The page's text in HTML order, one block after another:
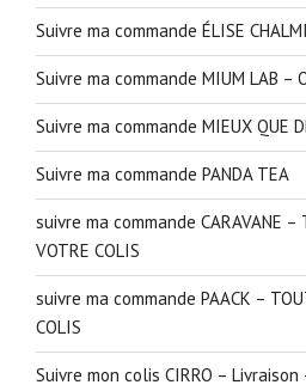
Suivre ma commande ÉLISE
Suivre ma commande MIUM LAB
Suivre ma commande MIEUX QUE
Suivre ma commande PANDA TEA
suivre ma commande CARAVANE –
VOTRE COLIS
suivre ma commande PAACK –
COLIS
Suivre mon colis CIRRO –